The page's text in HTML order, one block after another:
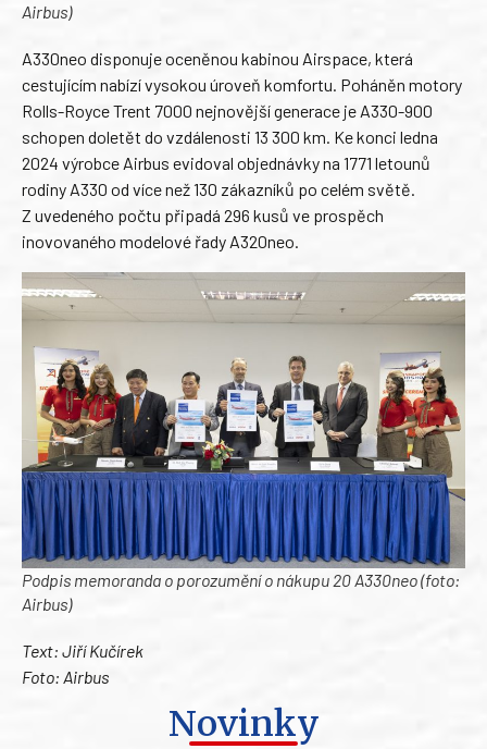
Airbus)
A330neo disponuje oceněnou kabinou Airspace, která
cestujícím nabízí vysokou úroveň komfortu. Poháněn motory
Rolls-Royce Trent 7000 nejnovější generace je A330-900
schopen doletět do vzdálenosti 13 300 km. Ke konci ledna
2024 výrobce Airbus evidoval objednávky na 1771 letounů
rodiny A330 od více než 130 zákazníků po celém světě.
Z uvedeného počtu připadá 296 kusů ve prospěch
inovovaného modelové řady A320neo.
Podpis memoranda o porozumění o nákupu 20 A330neo (foto:
Airbus)
Text: Jiří Kučírek
Foto: Airbus
Novinky